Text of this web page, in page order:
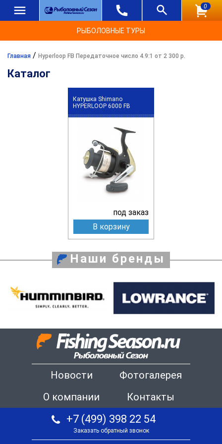
0
РЫБОЛОВНЫЕ ТУРЫ
Главная / Hyperloop FB Передаточное число 4.9:1 от 2 300 р.
Каталог
Катушка Shimano
HYPERLOOP 6000 FB
под заказ
В корзину
Наши бренды
Новости
Фотогалерея
О компании
Контакты
+7 (499) 398 22 54
Заказать обратный звонок